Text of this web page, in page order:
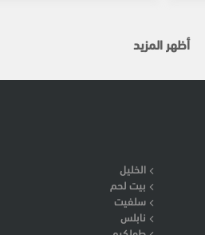
أظهر المزيد
الخليل
بيت لحم
سلفيت
نابلس